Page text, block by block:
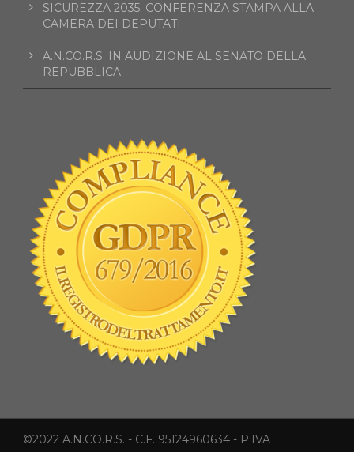
SICUREZZA 2035: CONFERENZA STAMPA ALLA
CAMERA DEI DEPUTATI
A.N.CO.R.S. IN AUDIZIONE AL SENATO DELLA
REPUBBLICA
©2022 A.N.CO.R.S. - C.F. 95124960634 - P.IVA